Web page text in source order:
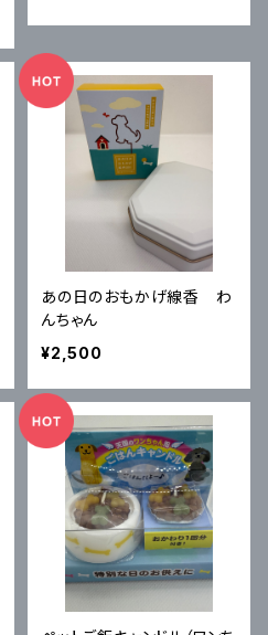
あの日のおもかげ線香 わ
んちゃん
¥2,500